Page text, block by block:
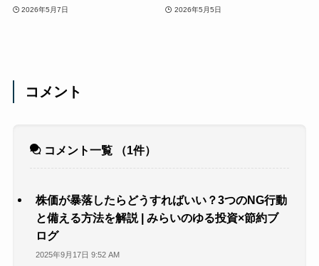
2026年5月7日 2026年5月5日
コメント
コメント一覧 （1件）
株価が暴落したらどうすればいい？3つのNG行動
と備える方法を解説 | みらいのゆる投資×節約ブ
ログ
2025年9月17日 9:52 AM